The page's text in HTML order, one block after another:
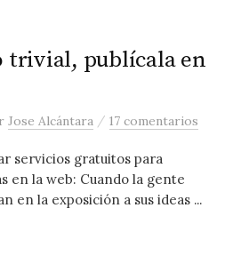
trivial, publícala en
Jose Alcántara /17 comentarios
servicios gratuitos para
en la web: Cuando la gente
en la exposición a sus ideas ...